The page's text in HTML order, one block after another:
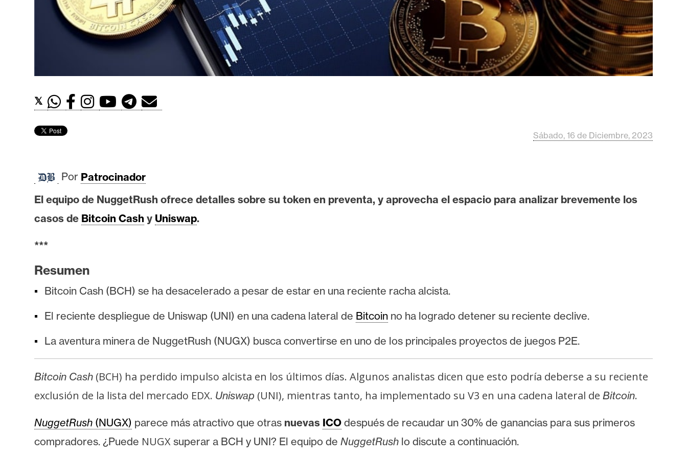
u
I
A
n
á
l
s
i
s
N
t
d
e
r
e
𝕏
Sábado, 16 de Diciembre, 2023
Por Patrocinador
El equipo de NuggetRush ofrece detalles sobre su token en preventa, y aprovecha el espacio para analizar brevemente los
casos de Bitcoin Cash y Uniswap.
***
Resumen
Bitcoin Cash (BCH) se ha desacelerado a pesar de estar en una reciente racha alcista.
El reciente despliegue de Uniswap (UNI) en una cadena lateral de Bitcoin no ha logrado detener su reciente declive.
La aventura minera de NuggetRush (NUGX) busca convertirse en uno de los principales proyectos de juegos P2E.
Bitcoin Cash (BCH) ha perdido impulso alcista en los últimos días. Algunos analistas dicen que esto podría deberse a su reciente
exclusión de la lista del mercado EDX. Uniswap (UNI), mientras tanto, ha implementado su V3 en una cadena lateral de Bitcoin.
NuggetRush (NUGX) parece más atractivo que otras nuevas ICO después de recaudar un 30% de ganancias para sus primeros
compradores. ¿Puede NUGX superar a BCH y UNI? El equipo de NuggetRush lo discute a continuación.